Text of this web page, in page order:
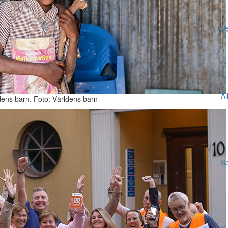
barn. Foto: Världens barn